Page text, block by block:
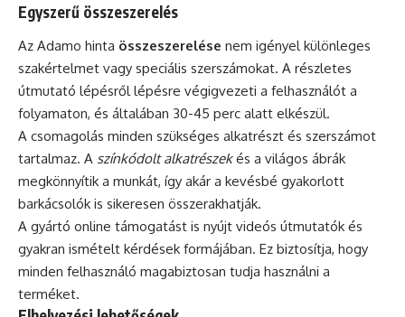
Egyszerű összeszerelés
Az Adamo hinta összeszerelése nem igényel különleges
szakértelmet vagy speciális szerszámokat. A részletes
útmutató lépésről lépésre végigvezeti a felhasználót a
folyamaton, és általában 30-45 perc alatt elkészül.
A csomagolás minden szükséges alkatrészt és szerszámot
tartalmaz. A színkódolt alkatrészekés a világos ábrák
megkönnyítik a munkát, így akár a kevésbé gyakorlott
barkácsolók is sikeresen összerakhatják.
A gyártó online támogatást is nyújt videós útmutatók és
gyakran ismételt kérdések formájában. Ez biztosítja, hogy
minden felhasználó magabiztosan tudja használni a
terméket.